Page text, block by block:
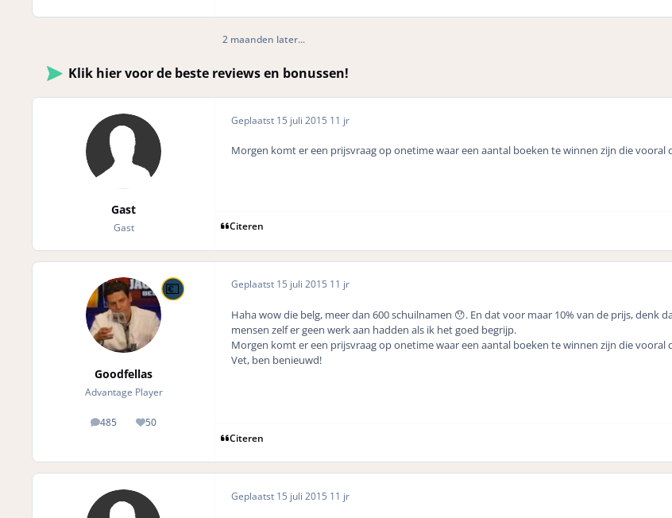
2 maanden later...
Klik hier voor de beste reviews en bonussen!
Gast
Gast
Geplaatst 15 juli 2015 11 jr
Morgen komt er een prijsvraag op onetime waar een aantal boeken te winnen zijn die vooral
Citeren
Goodfellas
Advantage Player
485
posts 50
Reputation
Geplaatst 15 juli 2015 11 jr
Haha wow die belg, meer dan 600 schuilnamen 😯. En dat voor maar 10% van de prijs, denk
mensen zelf er geen werk aan hadden als ik het goed begrijp.
Morgen komt er een prijsvraag op onetime waar een aantal boeken te winnen zijn die vooral
Vet, ben benieuwd!
Citeren
Geplaatst 15 juli 2015 11 jr